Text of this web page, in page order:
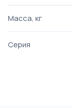
Масса, кг
Серия